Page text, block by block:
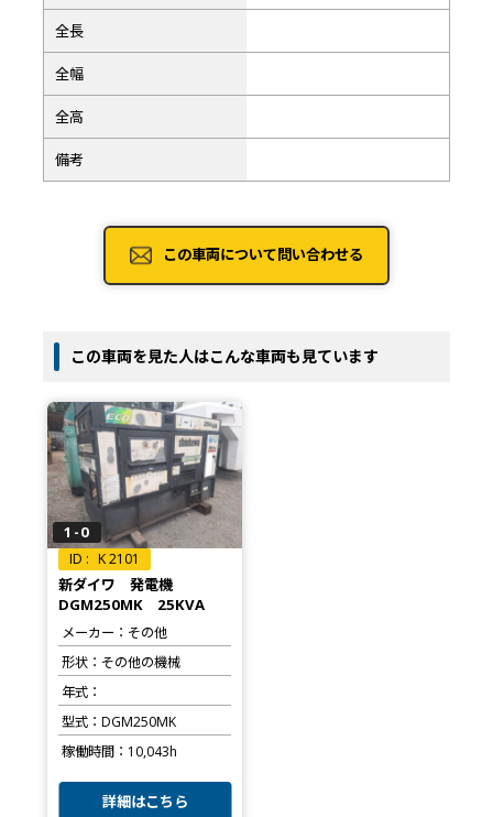
全長
全幅
全高
備考
この車両について問い合わせる
この車両を見た人はこんな車両も見ています
1-0
K 2101
新ダイワ 発電機
DGM250MK 25KVA
メーカー
その他
形状
その他の機械
年式
型式
DGM250MK
稼働時間
10,043h
詳細はこちら